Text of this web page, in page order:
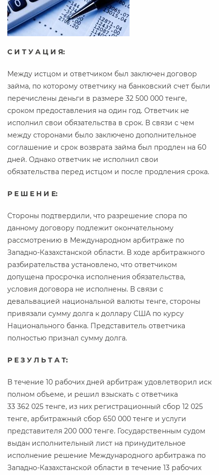
С И Т У А Ц И Я:
Между истцом и ответчиком был заключен договор
займа, по которому ответчику на банковский счет были
перечислены деньги в размере 32 500 000 тенге,
сроком предоставления на один год. Ответчик не
исполнил свои обязательства в срок. В связи с чем
между сторонами было заключено дополнительное
соглашение и срок возврата займа был продлен на 60
дней. Однако ответчик не исполнил свои
обязательства перед истцом и после продления срока.
Р Е Ш Е Н И Е:
Стороны подтвердили, что разрешение спора по
данному договору подлежит окончательному
рассмотрению в Международном арбитраже по
Западно-Казахстанской области. В ходе арбитражного
разбирательства установлено, что ответчиком
допущена просрочка исполнения обязательства,
условия договора не исполнены. В связи с
девальвацией национальной валюты тенге, стороны
привязали сумму долга к доллару США по курсу
Национального банка. Представитель ответчика
полностью признал сумму долга.
Р Е З У Л Ь Т А Т:
В течение 10 рабочих дней арбитраж удовлетворил иск
полном объеме, и решил взыскать с ответчика
33 362 025 тенге, из них регистрационный сбор 12 025
тенге, арбитражный сбор 650 000 тенге и услуги
представителя 200 000 тенге. Государственным судом
выдан исполнительный лист на принудительное
исполнение решение Международного арбитража по
Западно-Казахстанской области в течение 13 рабочих